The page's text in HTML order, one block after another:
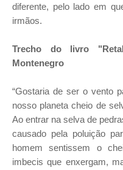
diferente, pelo lado em
irmãos.
Trecho do livro
Montenegro
“Gostaria de ser o vento
nosso planeta cheio de
Ao entrar na selva de
causado pela poluição
homem sentissem o
imbecis que enxergam,